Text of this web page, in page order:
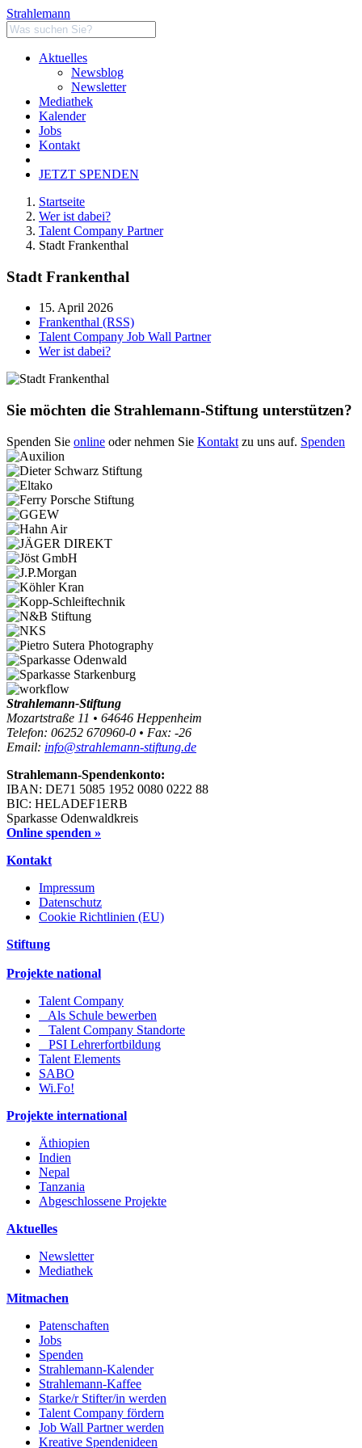
Strahlemann
Aktuelles
Newsblog
Newsletter
Mediathek
Kalender
Jobs
Kontakt
JETZT SPENDEN
Startseite
Wer ist dabei?
Talent Company Partner
Stadt Frankenthal
Stadt Frankenthal
15. April 2026
Frankenthal (RSS)
Talent Company Job Wall Partner
Wer ist dabei?
Sie möchten die Strahlemann-Stiftung unterstützen?
Spenden Sie online oder nehmen Sie Kontakt zu uns auf. Spenden
Strahlemann-Stiftung
Mozartstraße 11 • 64646 Heppenheim
Telefon: 06252 670960-0 • Fax: -26
Email: info@strahlemann-stiftung.de
Strahlemann-Spendenkonto:
IBAN: DE71 5085 1952 0080 0222 88
BIC: HELADEF1ERB
Sparkasse Odenwaldkreis
Online spenden »
Kontakt
Impressum
Datenschutz
Cookie Richtlinien (EU)
Stiftung
Projekte national
Talent Company
Als Schule bewerben
Talent Company Standorte
PSI Lehrerfortbildung
Talent Elements
SABO
Wi.Fo!
Projekte international
Äthiopien
Indien
Nepal
Tanzania
Abgeschlossene Projekte
Aktuelles
Newsletter
Mediathek
Mitmachen
Patenschaften
Jobs
Spenden
Strahlemann-Kalender
Strahlemann-Kaffee
Starke/r Stifter/in werden
Talent Company fördern
Job Wall Partner werden
Kreative Spendenideen